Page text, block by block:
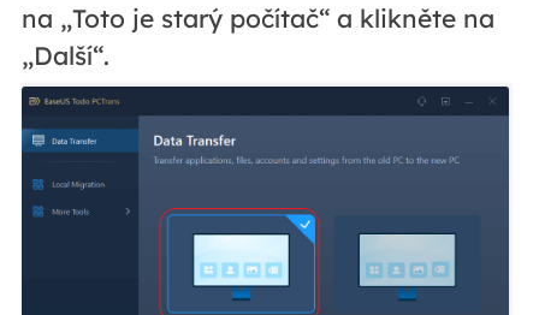
na „Toto je starý počítač“ a klikněte na
„Další“.